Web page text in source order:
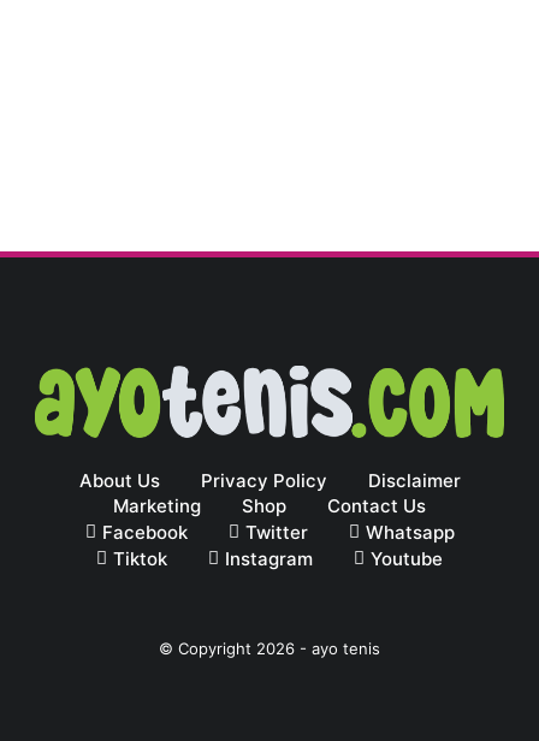
About Us Privacy Policy
Disclaimer
Marketing
Shop
Contact Us
Facebook
Twitter
Whatsapp
Tiktok
Instagram Youtube
© Copyright 2026 - ayo tenis